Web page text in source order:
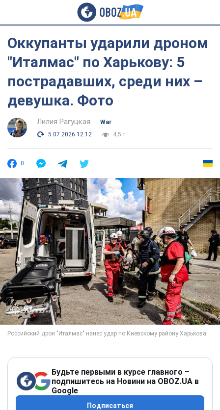
Оккупанты ударили дроном
"Италмас" по Харькову: 5
пострадавших, среди них –
девушка. Фото
Лилия Рагуцкая
War
5.07.2026 12:12
4,5 т.
0
Будьте первыми в курсе главного –
подпишитесь на Новини на OBOZ.UA в
Google
Подписаться